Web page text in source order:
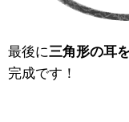
最後に三角形の耳
完成です！